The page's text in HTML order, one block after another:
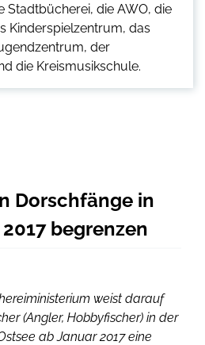
Stadtbücherei, die AWO, die
Kinderspielzentrum, das
der
die Kreismusikschule.
Dorschfänge in
begrenzen
weist darauf
(Angler, Hobbyfischer) in der
ab Januar 2017 eine